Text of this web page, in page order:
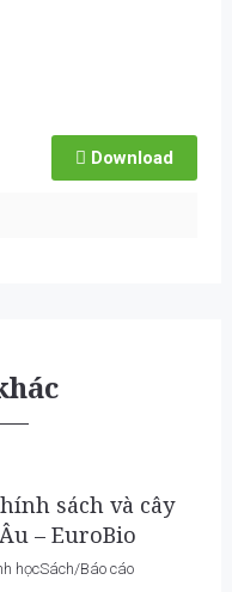
Download
sách và cây
– EuroBio
họcSách/Báo cáo